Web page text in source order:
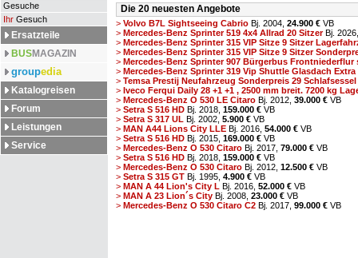
Gesuche
Ihr Gesuch
Ersatzteile
BUSMAGAZIN
groupedia
Katalogreisen
Forum
Leistungen
Service
Die 20 neuesten Angebote
> Volvo B7L Sightseeing Cabrio Bj. 2004, 24.900 € VB
> Mercedes-Benz Sprinter 519 4x4 Allrad 20 SitzerBj.
> Mercedes-Benz Sprinter 315 VIP Sitze 9 Sitzer
> Mercedes-Benz Sprinter 315 VIP Sitze 9 Sitzer
> Mercedes-Benz Sprinter 907 Bürgerbus Frontniederflur
> Mercedes-Benz Sprinter 319 Vip Shuttle Glasdach Extra
> Temsa Prestij Neufahrzeug Sonderpreis 29
> Iveco Ferqui Daily 28 +1 +1 , 2500 mm breit. 7200 kg
> Mercedes-Benz O 530 LE Citaro Bj. 2012, 39.000 € VB
> Setra S 516 HD Bj. 2018, 159.000 € VB
> Setra S 317 UL Bj. 2002, 5.900 € VB
> MAN A44 Lions City LLE Bj. 2016, 54.000 € VB
> Setra S 516 HD Bj. 2015, 169.000 € VB
> Mercedes-Benz O 530 Citaro Bj. 2017, 79.000 € VB
> Setra S 516 HD Bj. 2018, 159.000 € VB
> Mercedes-Benz O 530 Citaro Bj. 2012, 12.500 € VB
> Setra S 315 GT Bj. 1995, 4.900 € VB
> MAN A 44 Lion's City L Bj. 2016, 52.000 € VB
> MAN A 23 Lion´s City Bj. 2008, 23.000 € VB
> Mercedes-Benz O 530 Citaro C2 Bj. 2017, 99.000 € VB